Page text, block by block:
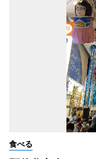
食べる